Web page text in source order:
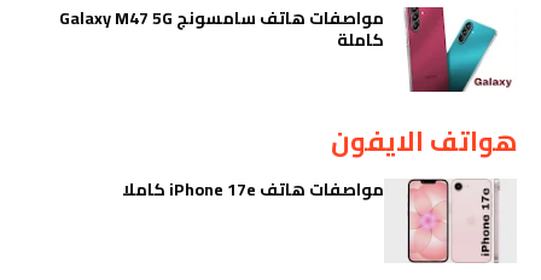
مواصفات هاتف سامسونج Galaxy M47 5G
كاملة
هواتف الايفون
مواصفات هاتف iPhone 17e كاملا